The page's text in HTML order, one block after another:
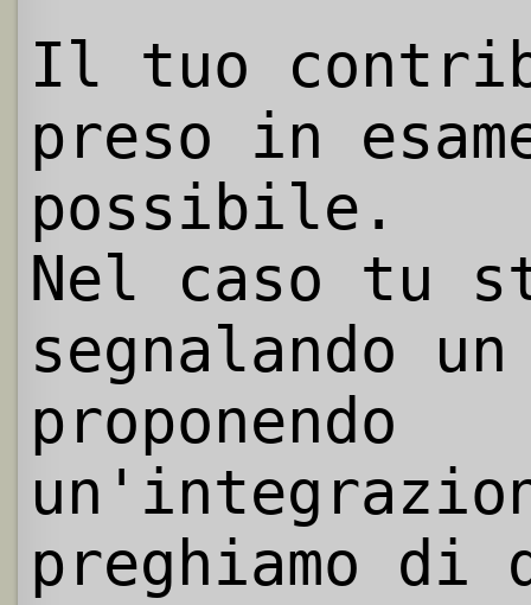
Il tuo
preso in
possibile.
Nel caso tu
segnalando
proponendo
preghiamo